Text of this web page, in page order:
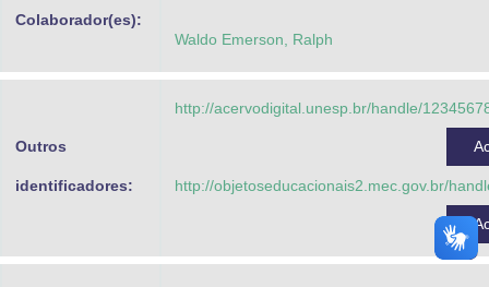
Colaborador(es):
Waldo Emerson, Ralph
Outros
identificadores:
http://acervodigital.unesp.br/handle/
http://objetoseducacionais2.mec.gov.br/